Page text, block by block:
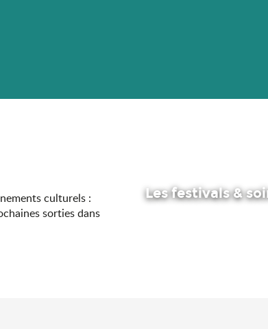
culturels :
sorties dans
Les festivals &